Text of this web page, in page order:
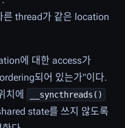
른 thread가 같은 location
에 대한 access가
되어 있는가"이다.
치에
__syncthreads()
state를 쓰지 않도록